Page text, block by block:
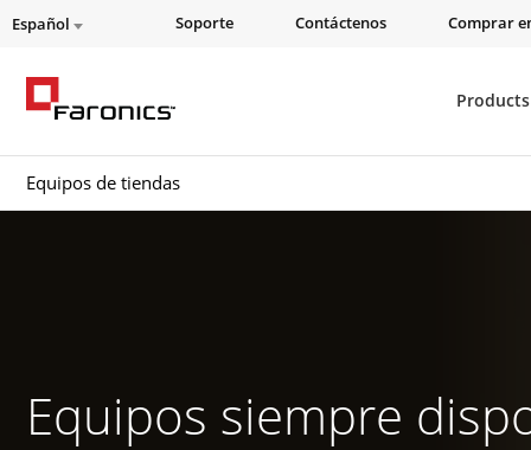
Español Soporte Contáctenos Comprar
Products
Equipos de tiendas
Equipos siempre